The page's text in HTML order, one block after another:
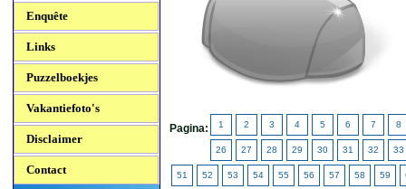
Enquête
Links
Puzzelboekjes
Vakantiefoto's
Disclaimer
Contact
Pagina: 1 2 3 4 5 6 7 8
26 27 28 29 30 31 32 33
51 52 53 54 55 56 57 58 59